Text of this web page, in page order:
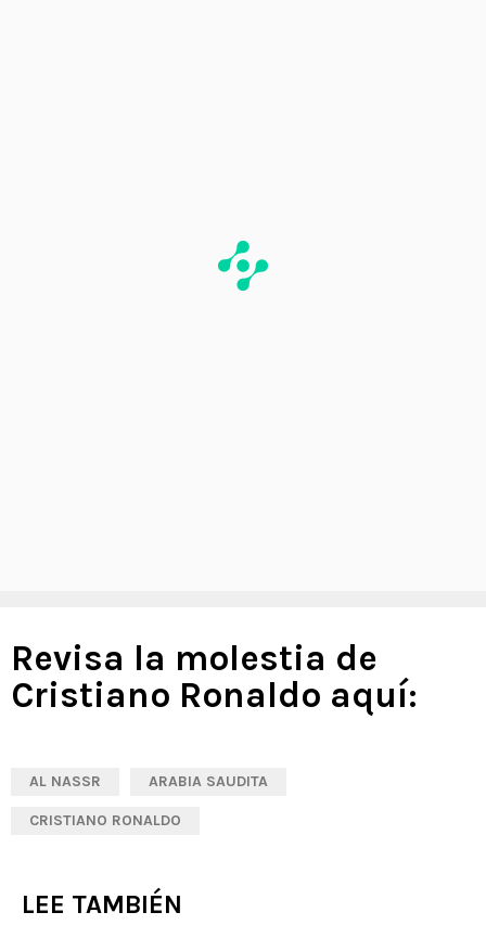
Revisa la molestia de
Cristiano Ronaldo aquí:
AL NASSR ARABIA SAUDITA
CRISTIANO RONALDO
LEE TAMBIÉN